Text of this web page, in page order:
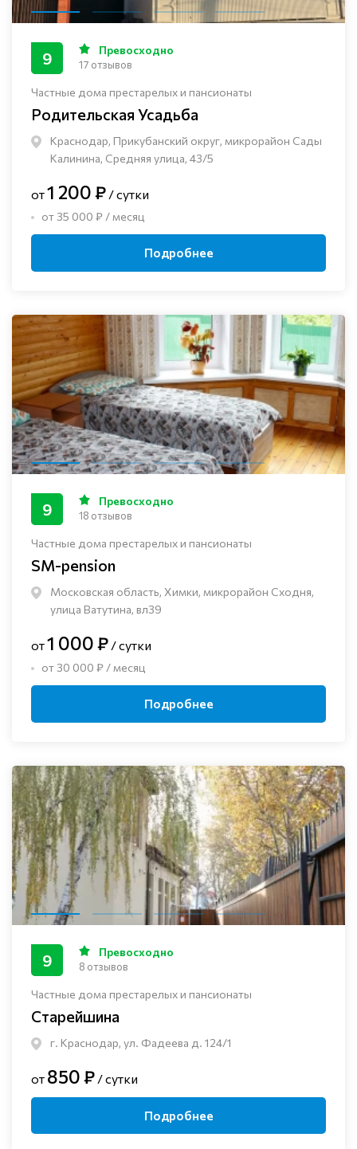
Частные дома престарелых и пансионаты
Родительская Усадьба
Краснодар, Прикубанский округ, микрорайон Сады
Калинина, Средняя улица, 43/5
9 Превосходно
17 отзывов
от1 200 ₽ / сутки
от 35 000 ₽ / месяц
Подробнее
Частные дома престарелых и пансионаты
SM-pension
Московская область, Химки, микрорайон Сходня,
улица Ватутина, вл39
9 Превосходно
18 отзывов
от1 000 ₽ / сутки
от 30 000 ₽ / месяц
Подробнее
Частные дома престарелых и пансионаты
Старейшина
г. Краснодар, ул. Фадеева д. 124/1
9 Превосходно
8 отзывов
от 850 ₽ / сутки
Подробнее